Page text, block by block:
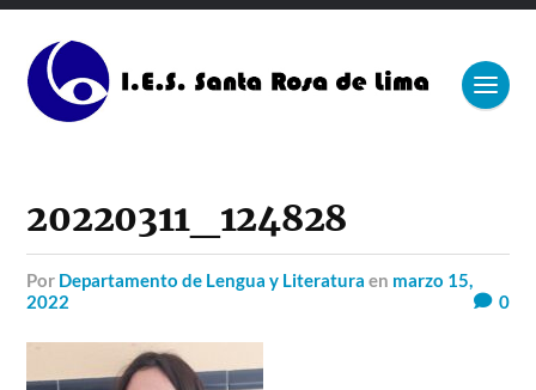
20220311_124828
por Departamento de Lengua y Literatura en marzo 15,
2022
0